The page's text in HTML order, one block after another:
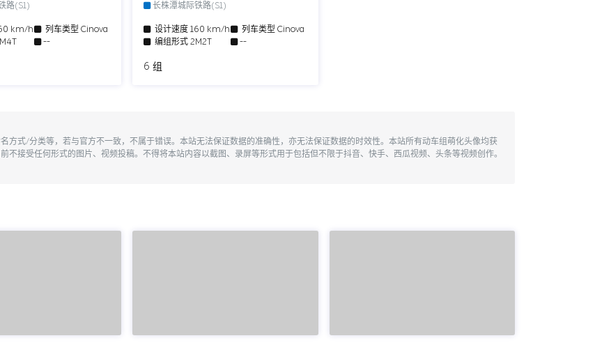
路(S1)
km/h 列车类型 Cinova
--
长株潭城际铁路(S1)
设计速度 160 km/h 列车类型 Cinova
编组形式 2M2T --
6 组
方式/分类等，若与官方不一致，不属于错误。本站无法保证数据的准确性，亦无法保证数据的时效性。本站所有动车组萌化头像均获
接受任何形式的图片、视频投稿。不得将本站内容以截图、录屏等形式用于包括但不限于抖音、快手、西瓜视频、头条等视频创作。